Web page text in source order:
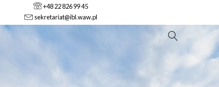
+48 22 826 99 45
sekretariat@ibl.waw.pl
Szukaj